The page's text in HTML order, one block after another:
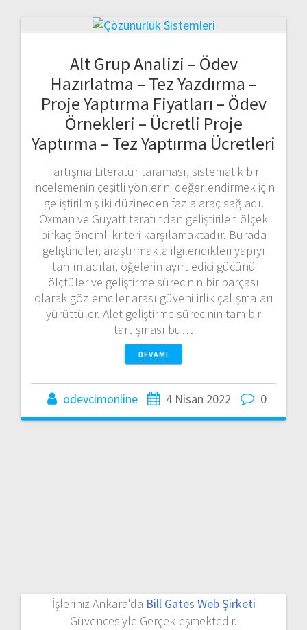
Alt Grup Analizi – Ödev
Hazırlatma – Tez Yazdırma –
Proje Yaptırma Fiyatları – Ödev
Örnekleri – Ücretli Proje
Yaptırma – Tez Yaptırma Ücretleri
Tartışma Literatür taraması, sistematik bir
incelemenin çeşitli yönlerini değerlendirmek için
geliştirilmiş iki düzineden fazla araç sağladı.
Oxman ve Guyatt tarafından geliştirilen ölçek
birkaç önemli kriteri karşılamaktadır. Burada
geliştiriciler, araştırmakla ilgilendikleri yapıyı
tanımladılar, öğelerin ayırt edici gücünü
ölçtüler ve geliştirme sürecinin bir parçası
olarak gözlemciler arası güvenilirlik çalışmaları
yürüttüler. Alet geliştirme sürecinin tam bir
tartışması bu…
DEVAMI
odevcimonline 4 Nisan 2022 0
İşleriniz Ankara'da Bill Gates Web Şirketi
Güvencesiyle Gerçekleşmektedir.